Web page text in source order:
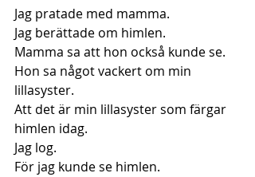
Jag pratade med mamma.
Jag berättade om himlen.
Mamma sa att hon också kunde se.
Hon sa något vackert om min
lillasyster.
Att det är min lillasyster som färgar
himlen idag.
Jag log.
För jag kunde se himlen.